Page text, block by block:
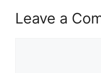
Leave a